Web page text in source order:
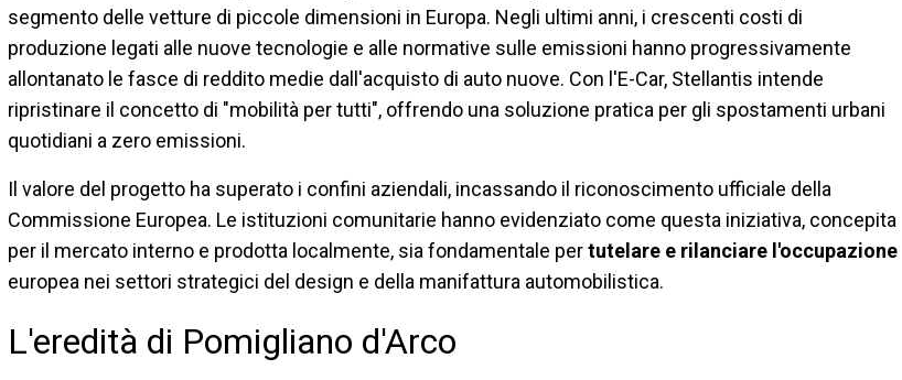
segmento delle vetture di piccole dimensioni in Europa. Negli ultimi anni, i crescenti costi di
produzione legati alle nuove tecnologie e alle normative sulle emissioni hanno progressivamente
allontanato le fasce di reddito medie dall'acquisto di auto nuove. Con l'E-Car, Stellantis intende
ripristinare il concetto di "mobilità per tutti", offrendo una soluzione pratica per gli spostamenti urbani
quotidiani a zero emissioni.
Il valore del progetto ha superato i confini aziendali, incassando il riconoscimento ufficiale della
Commissione Europea. Le istituzioni comunitarie hanno evidenziato come questa iniziativa, concepita
per il mercato interno e prodotta localmente, sia fondamentale pertutelare e rilanciare l'occupazione
europea nei settori strategici del design e della manifattura automobilistica.
L'eredità di Pomigliano d'Arco